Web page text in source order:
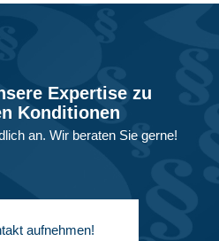
Expertise zu
Konditionen
an. Wir beraten Sie gerne!
aufnehmen!